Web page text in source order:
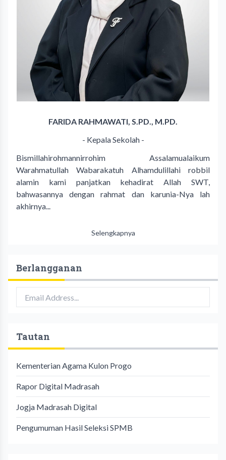
FARIDA RAHMAWATI, S.PD., M.PD.
- Kepala Sekolah -
Bismillahirohmannirrohim Assalamualaikum
Warahmatullah Wabarakatuh Alhamdulillahi robbil
alamin kami panjatkan kehadirat Allah SWT,
bahwasannya dengan rahmat dan karunia-Nya lah
akhirnya...
Selengkapnya
Berlangganan
Tautan
Kementerian Agama Kulon Progo
Rapor Digital Madrasah
Jogja Madrasah Digital
Pengumuman Hasil Seleksi SPMB